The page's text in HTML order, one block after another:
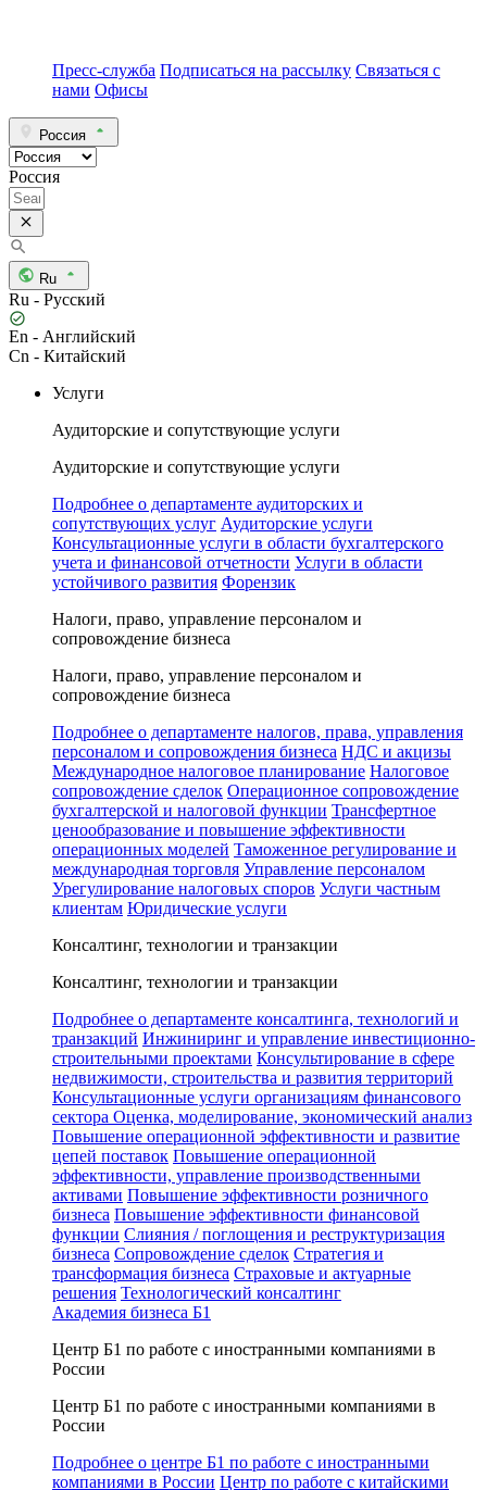
Пресс-служба Подписаться на рассылку Связаться с
нами Офисы
Россия
Россия
Ru
Ru - Русский
En - Английский
Cn - Китайский
Услуги
Аудиторские и сопутствующие услуги
Аудиторские и сопутствующие услуги
Подробнее о департаменте аудиторских и
сопутствующих услуг Аудиторские услуги
Консультационные услуги в области бухгалтерского
учета и финансовой отчетности Услуги в области
устойчивого развития Форензик
Налоги, право, управление персоналом и
сопровождение бизнеса
Налоги, право, управление персоналом и
сопровождение бизнеса
Подробнее о департаменте налогов, права, управления
персоналом и сопровождения бизнеса НДС и акцизы
Международное налоговое планирование Налоговое
сопровождение сделок Операционное сопровождение
бухгалтерской и налоговой функции Трансфертное
ценообразование и повышение эффективности
операционных моделей Таможенное регулирование и
международная торговля Управление персоналом
Урегулирование налоговых споров Услуги частным
клиентам Юридические услуги
Консалтинг, технологии и транзакции
Консалтинг, технологии и транзакции
Подробнее о департаменте консалтинга, технологий и
транзакций Инжиниринг и управление инвестиционно-
строительными проектами Консультирование в сфере
недвижимости, строительства и развития территорий
Консультационные услуги организациям финансового
сектора Оценка, моделирование, экономический анализ
Повышение операционной эффективности и развитие
цепей поставок Повышение операционной
эффективности, управление производственными
активами Повышение эффективности розничного
бизнеса Повышение эффективности финансовой
функции Слияния / поглощения и реструктуризация
бизнеса Сопровождение сделок Стратегия и
трансформация бизнеса Страховые и актуарные
решения Технологический консалтинг
Академия бизнеса Б1
Центр Б1 по работе с иностранными компаниями в
России
Центр Б1 по работе с иностранными компаниями в
России
Подробнее о центре Б1 по работе с иностранными
компаниями в России Центр по работе с китайскими